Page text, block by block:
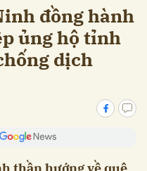
đồng hành
ủng hộ tỉnh
dịch
thần hướng về quê
Hủy